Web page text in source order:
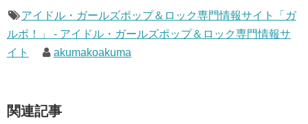
アイドル・ガールズポップ＆ロック専門情報サイト「ガ
ルポ！」 - アイドル・ガールズポップ＆ロック専門情報サ
イト
akumakoakuma
関連記事